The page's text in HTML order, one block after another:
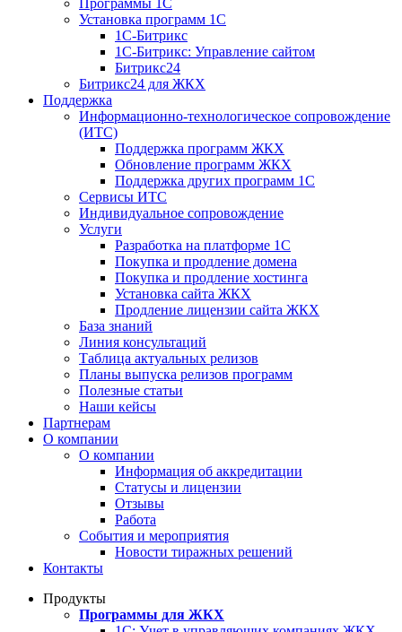
Установка программ 1С
1С-Битрикс
1С-Битрикс: Управление сайтом
Битрикс24
Битрикс24 для ЖКХ
Поддержка
Информационно-технологическое сопровождение
(ИТС)
Поддержка программ ЖКХ
Обновление программ ЖКХ
Поддержка других программ 1С
Сервисы ИТС
Индивидуальное сопровождение
Услуги
Разработка на платформе 1С
Покупка и продление домена
Покупка и продление хостинга
Установка сайта ЖКХ
Продление лицензии сайта ЖКХ
База знаний
Линия консультаций
Таблица актуальных релизов
Планы выпуска релизов программ
Полезные статьи
Наши кейсы
Партнерам
О компании
О компании
Информация об аккредитации
Статусы и лицензии
Отзывы
Работа
События и мероприятия
Новости тиражных решений
Контакты
Продукты
Программы для ЖКХ